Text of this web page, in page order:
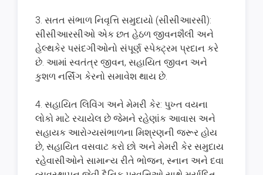
3. સતત સંભાળ નિવૃત્તિ સમુદાયો (સીસીઆરસી):
સીસીઆરસીઓ એક છત હેઠળ જીવનશૈલી અને
હેલ્થકેર પસંદગીઓનો સંપૂર્ણ સ્પેક્ટ્રમ પ્રદાન કરે
છે. આમાં સ્વતંત્ર જીવન, સહાયિત જીવન અને
કુશળ નર્સિંગ કેરનો સમાવેશ થાય છે.
4. સહાયિત લિવિંગ અને મેમરી કેર: પુખ્ત વયના
લોકો માટે રચાયેલ છે જેમને રહેણાંક આવાસ અને
સહાયક આરોગ્યસંભાળના મિશ્રણની જરૂર હોય
છે, સહાયિત વસવાટ કરો છો અને મેમરી કેર સમુદાય
રહેવાસીઓને સામાન્ય રીતે ભોજન, સ્નાન અને દવા